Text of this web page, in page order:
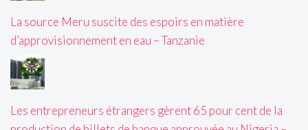
La source Meru suscite des espoirs en matière
d’approvisionnement en eau – Tanzanie
Les entrepreneurs étrangers gèrent 65 pour cent de la